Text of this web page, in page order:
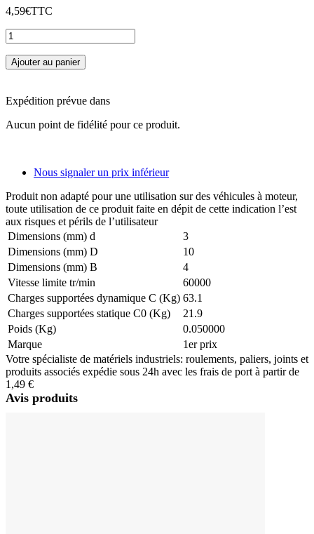
4,59€TTC
Ajouter au panier
Expédition prévue dans
Aucun point de fidélité pour ce produit.
Nous signaler un prix inférieur
Produit non adapté pour une utilisation sur des véhicules à moteur,
toute utilisation de ce produit faite en dépit de cette indication l’est
aux risques et périls de l’utilisateur
Dimensions (mm) d
3
Dimensions (mm) D
10
Dimensions (mm) B
4
Vitesse limite tr/min
60000
Charges supportées dynamique C (Kg) 63.1
Charges supportées statique C0 (Kg)
21.9
Poids (Kg)
0.050000
Marque
1er prix
Votre spécialiste de matériels industriels: roulements, paliers, joints et
produits associés expédie sous 24h avec les frais de port à partir de
1,49 €
Avis produits